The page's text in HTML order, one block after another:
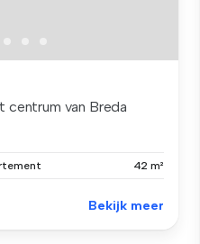
centrum van Breda
42 m²
Bekijk meer